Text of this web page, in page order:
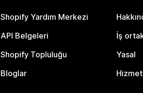
Shopify Yardım Merkezi
API Belgeleri
Shopify Topluluğu
Bloglar
İş
Yasal